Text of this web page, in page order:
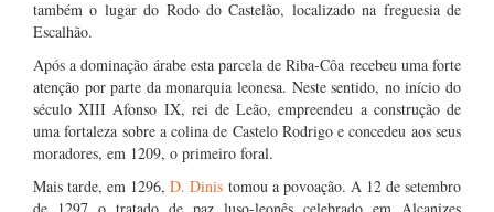
também o lugar do Rodo do Castelão, localizado na freguesia de
Escalhão.
Após a dominação árabe esta parcela de Riba-Côa recebeu uma forte
atenção por parte da monarquia leonesa. Neste sentido, no início do
século XIII Afonso IX, rei de Leão, empreendeu a construção de
uma fortaleza sobre a colina de Castelo Rodrigo e concedeu aos seus
moradores, em 1209, o primeiro foral.
Mais tarde, em 1296,D. Dinis tomou a povoação. A 12 de setembro